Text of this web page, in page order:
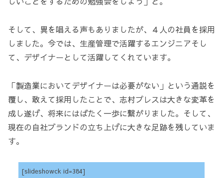
そして、異を唱える声もありましたが、４人の社員を採用
しました。今では、生産管理で活躍するエンジニアそし
て、デザイナーとして活躍してくれています。
「製造業においてデザイナーは必要がない」という通説を
覆し、敢えて採用したことで、志村プレスは大きな変革を
成し遂げ、将来にはばたく一歩に繋がりました。そして、
現在の自社ブランドの立ち上げに大きな足跡を残していま
す。
[slideshowck id=384]